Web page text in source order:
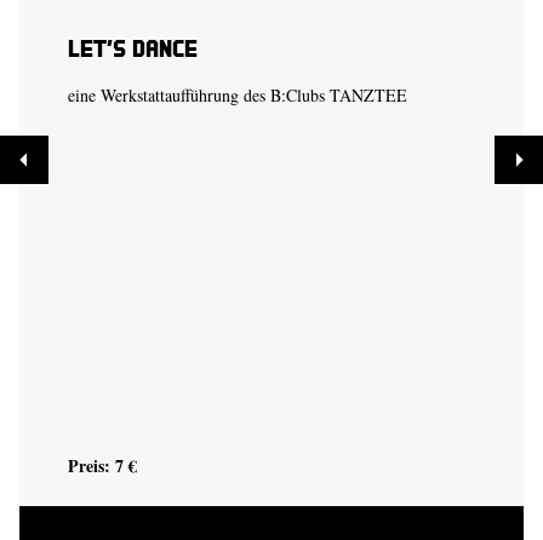
Let’s Dance
eine Werkstattaufführung des B:Clubs TANZTEE
Preis: 7 €